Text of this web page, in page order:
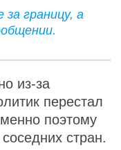
границу, а
из-за
перестал
поэтому
стран.